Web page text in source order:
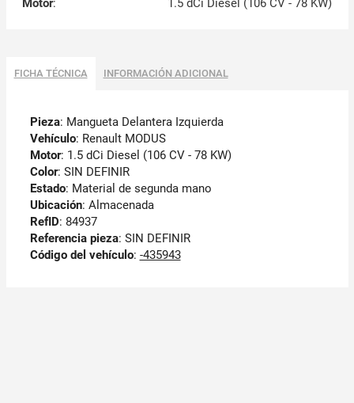
Motor: 1.5 dCi Diesel (106 CV - 78 KW)
FICHA TÉCNICA INFORMACIÓN ADICIONAL
Pieza: Mangueta Delantera Izquierda
Vehículo: Renault MODUS
Motor: 1.5 dCi Diesel (106 CV - 78 KW)
Color: SIN DEFINIR
Estado: Material de segunda mano
Ubicación: Almacenada
RefID: 84937
Referencia pieza: SIN DEFINIR
Código del vehículo: -435943